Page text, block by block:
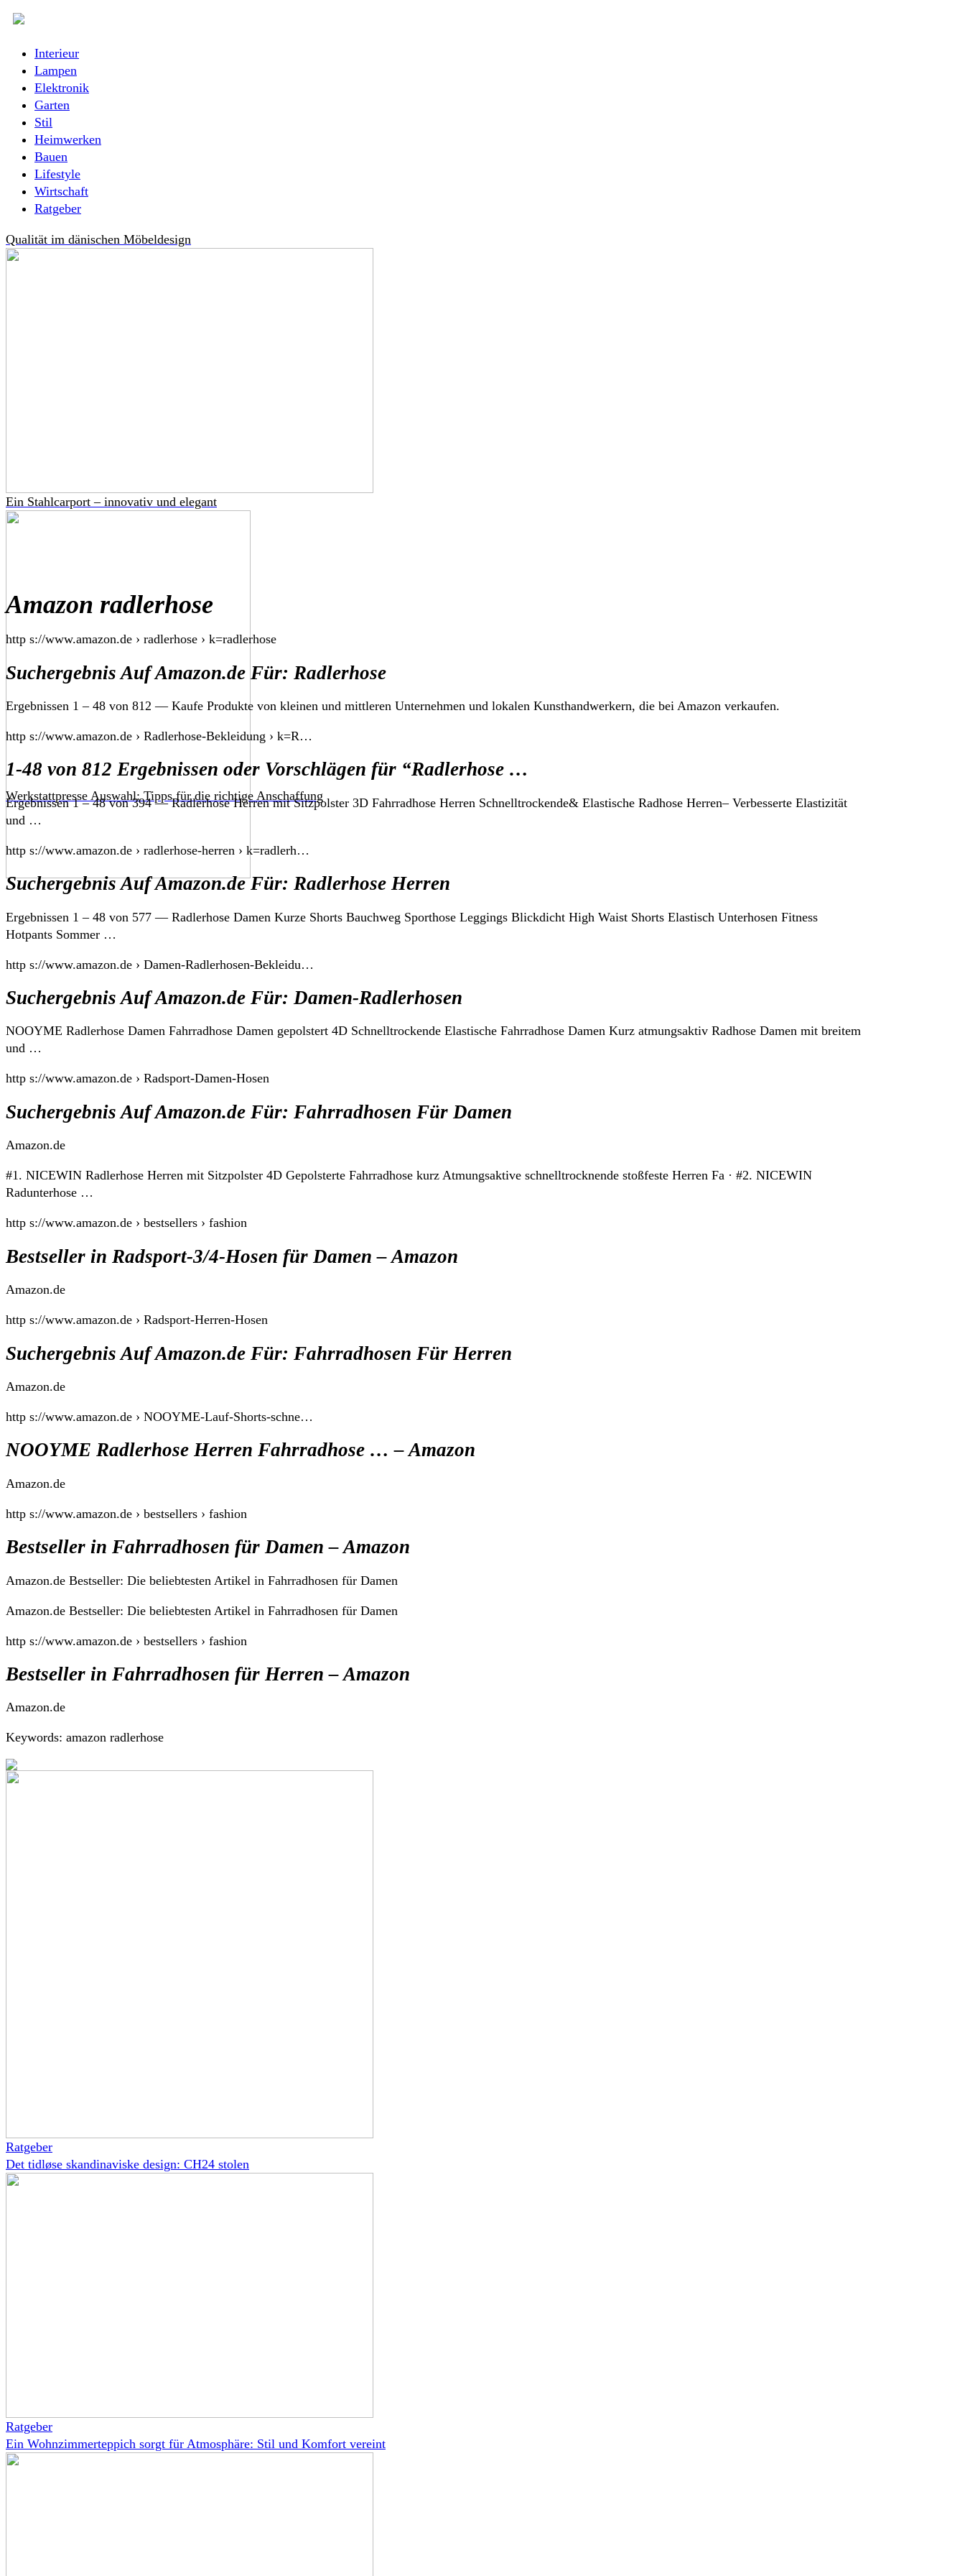
Interieur
Lampen
Elektronik
Garten
Stil
Heimwerken
Bauen
Lifestyle
Wirtschaft
Ratgeber
Qualität im dänischen Möbeldesign
Ein Stahlcarport – innovativ und elegant
Werkstattpresse Auswahl: Tipps für die richtige Anschaffung
Amazon radlerhose
http s://www.amazon.de › radlerhose › k=radlerhose
Suchergebnis Auf Amazon.de Für: Radlerhose
Ergebnissen 1 – 48 von 812 — Kaufe Produkte von kleinen und mittleren Unternehmen und lokalen Kunsthandwerkern, die bei Amazon verkaufen.
http s://www.amazon.de › Radlerhose-Bekleidung › k=R…
1-48 von 812 Ergebnissen oder Vorschlägen für “Radlerhose …
Ergebnissen 1 – 48 von 394 — Radlerhose Herren mit Sitzpolster 3D Fahrradhose Herren Schnelltrockende& Elastische Radhose Herren– Verbesserte Elastizität
und …
http s://www.amazon.de › radlerhose-herren › k=radlerh…
Suchergebnis Auf Amazon.de Für: Radlerhose Herren
Ergebnissen 1 – 48 von 577 — Radlerhose Damen Kurze Shorts Bauchweg Sporthose Leggings Blickdicht High Waist Shorts Elastisch Unterhosen Fitness
Hotpants Sommer …
http s://www.amazon.de › Damen-Radlerhosen-Bekleidu…
Suchergebnis Auf Amazon.de Für: Damen-Radlerhosen
NOOYME Radlerhose Damen Fahrradhose Damen gepolstert 4D Schnelltrockende Elastische Fahrradhose Damen Kurz atmungsaktiv Radhose Damen mit breitem
und …
http s://www.amazon.de › Radsport-Damen-Hosen
Suchergebnis Auf Amazon.de Für: Fahrradhosen Für Damen
Amazon.de
#1. NICEWIN Radlerhose Herren mit Sitzpolster 4D Gepolsterte Fahrradhose kurz Atmungsaktive schnelltrocknende stoßfeste Herren Fa · #2. NICEWIN
Radunterhose …
http s://www.amazon.de › bestsellers › fashion
Bestseller in Radsport-3/4-Hosen für Damen – Amazon
Amazon.de
http s://www.amazon.de › Radsport-Herren-Hosen
Suchergebnis Auf Amazon.de Für: Fahrradhosen Für Herren
Amazon.de
http s://www.amazon.de › NOOYME-Lauf-Shorts-schne…
NOOYME Radlerhose Herren Fahrradhose … – Amazon
Amazon.de
http s://www.amazon.de › bestsellers › fashion
Bestseller in Fahrradhosen für Damen – Amazon
Amazon.de Bestseller: Die beliebtesten Artikel in Fahrradhosen für Damen
Amazon.de Bestseller: Die beliebtesten Artikel in Fahrradhosen für Damen
http s://www.amazon.de › bestsellers › fashion
Bestseller in Fahrradhosen für Herren – Amazon
Amazon.de
Keywords: amazon radlerhose
Ratgeber
Det tidløse skandinaviske design: CH24 stolen
Ratgeber
Ein Wohnzimmerteppich sorgt für Atmosphäre: Stil und Komfort vereint